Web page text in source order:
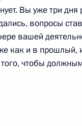
Пранабу
Вы уже три
вопросы
вашей
как и в прошлый,
чтобы